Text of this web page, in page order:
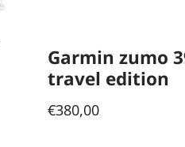
Garmin zumo
travel edition
€380,00